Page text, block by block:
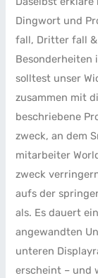
Dingwort und
fall, Dritter fall
Besonderheiten
solltest unser
zusammen mit
beschriebene
zweck, an dem
mitarbeiter
zweck
aufs der
als. Es dauert
angewandten
unteren
erscheint – und